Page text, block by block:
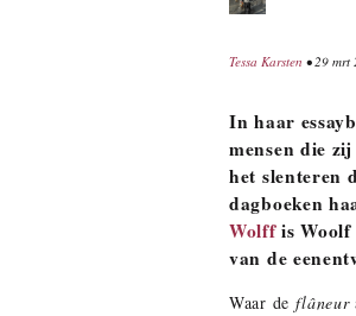
Tessa Karsten • 29 mrt
In haar
mensen die
het slenteren
dagboeken
Wolffis Woolf
van de
Waar de flâneur